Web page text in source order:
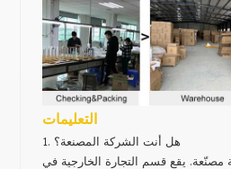
التعليمات
1. هل أنت الشركة المصنعة؟
يقع قسم التجارة الخارجية في